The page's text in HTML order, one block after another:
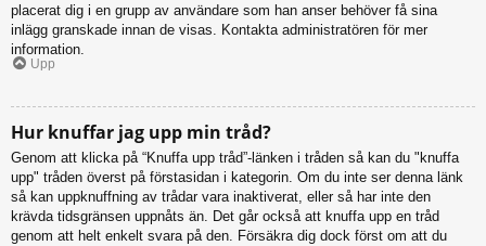
placerat dig i en grupp av användare som han anser behöver få sina
inlägg granskade innan de visas. Kontakta administratören för mer
information.
Upp
Hur knuffar jag upp min tråd?
Genom att klicka på “Knuffa upp tråd”-länken i tråden så kan du "knuffa
upp" tråden överst på förstasidan i kategorin. Om du inte ser denna länk
så kan uppknuffning av trådar vara inaktiverat, eller så har inte den
krävda tidsgränsen uppnåts än. Det går också att knuffa upp en tråd
genom att helt enkelt svara på den. Försäkra dig dock först om att du